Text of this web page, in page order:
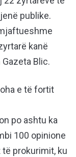
publike.
kanë
Blic.
e të fortit
po ashtu ka
100 opinione
prokurimit, ku